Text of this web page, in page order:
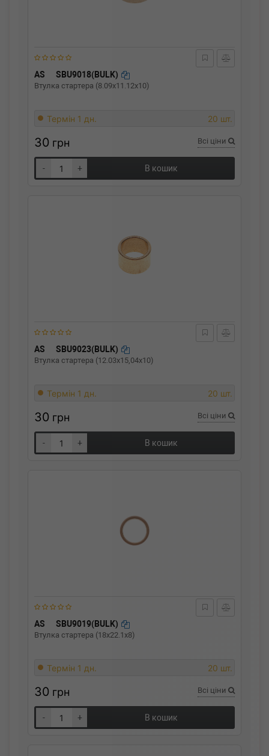
AS SBU9018(BULK)
Втулка стартера (8.09x11.12x10)
Термін 1 дн. 20 шт.
30 грн Всі ціни
- + В кошик
AS SBU9023(BULK)
Втулка стартера (12.03x15,04x10)
Термін 1 дн. 20 шт.
30 грн Всі ціни
- + В кошик
AS SBU9019(BULK)
Втулка стартера (18x22.1x8)
Термін 1 дн. 20 шт.
30 грн Всі ціни
- + В кошик